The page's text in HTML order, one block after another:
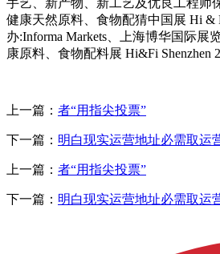
健康天然原料、食物配猜中国展 Hi &
办:Informa Markets、上海博华国际展
康原料、食物配料展 Hi&Fi Shenzhen
上一篇： 者“用指尖投票”
下一篇： 明白现实运营地址必需取运
上一篇： 者“用指尖投票”
下一篇： 明白现实运营地址必需取运